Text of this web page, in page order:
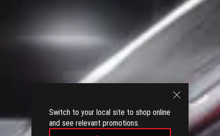
Switch to your local site to shop online
and see relevant promotions.